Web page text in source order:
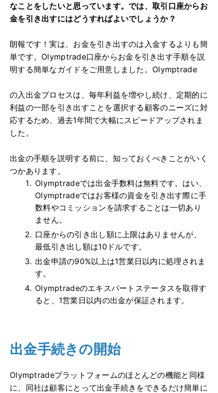
なことをしたいと思っています。では、取引口座からお
金を引き出すにはどうすればよいでしょうか？
朗報です！実は、お金を引き出すのは入金するよりも簡
単です。Olymptrade口座からお金を引き出す手順を説
明する簡単なガイドをご用意しました。Olymptrade
の入出金プロセスは、毎年利益を増やし続け、定期的に
利益の一部を引き出すことを選択する顧客のニーズに対
応するため、過去1年間で大幅にスピードアップされま
した。
出金の手順を説明する前に、知っておくべきことがいく
つかあります。
Olymptradeでは出金手数料は無料です。はい、
Olymptradeではお客様の資金を引き出す際に手
数料やコミッションを請求することは一切あり
ません。
口座からの引き出し額に上限はありませんが、
最低引き出し額は10ドルです。
出金申請の90%以上は1営業日以内に処理されま
す。
Olymptradeのエキスパートステータスを取得す
ると、1営業日以内の出金が保証されます。
出金手続きの開始
Olymptradeプラットフォームのほとんどの機能と同様
に、同社は顧客にとって出金手続きをできるだけ簡単に